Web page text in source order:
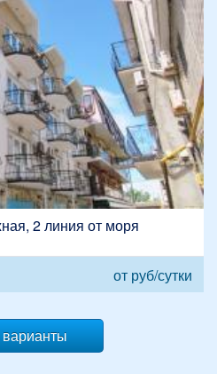
2 линия от моря
от руб/сутки